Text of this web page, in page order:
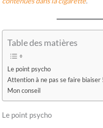
Table des matières
Le point psycho
Attention à ne pas se faire biaiser !
Mon conseil
Le point psycho